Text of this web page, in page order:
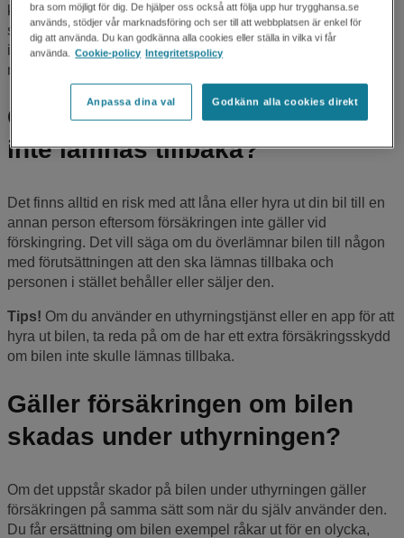
kompis. Men kom ihåg att det är du som försäkringstagare
som ska vara den som huvudsakligen använder bilen. Det
innebär att du kan låna ut bilen i kortare perioder, men inte
mer än vad du själv använder den.
Gäller försäkringen om bilen
inte lämnas tillbaka?
Det finns alltid en risk med att låna eller hyra ut din bil till en
annan person eftersom försäkringen inte gäller vid
förskingring. Det vill säga om du överlämnar bilen till någon
med förutsättningen att den ska lämnas tillbaka och
personen i stället behåller eller säljer den.
Tips! Om du använder en uthyrningstjänst eller en app för att
hyra ut bilen, ta reda på om de har ett extra försäkringsskydd
om bilen inte skulle lämnas tillbaka.
Gäller försäkringen om bilen
skadas under uthyrningen?
Om det uppstår skador på bilen under uthyrningen gäller
försäkringen på samma sätt som när du själv använder den.
Du får ersättning om bilen exempel råkar ut för en olycka,
bra som möjligt för dig. De hjälper oss också att följa upp hur trygghansa.se
används, stödjer vår marknadsföring och ser till att webbplatsen är enkel för
dig att använda. Du kan godkänna alla cookies eller ställa in vilka vi får
använda. Cookie-policy Integritetspolicy
Anpassa dina val Godkänn alla cookies direkt